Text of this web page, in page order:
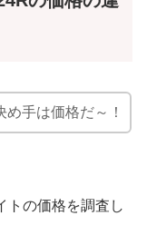
手は価格だ～！
トの価格を調査し